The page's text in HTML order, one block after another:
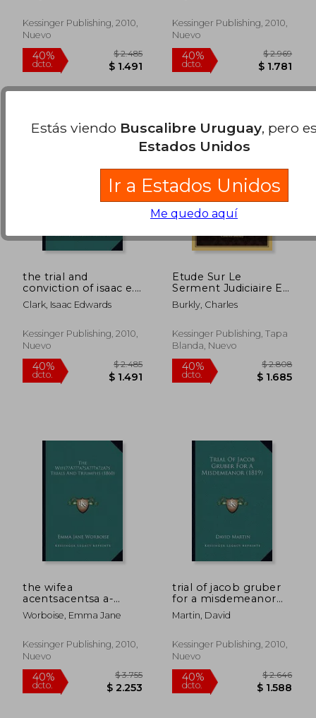
dcto. $ 1.926 dcto.
dcto. $ 2.700
40%
dcto. $
Kessinger Publishing, 2010,
Nuevo
40%
Kessinger Publishing, 2010,
Nuevo
40%
the trial and
conviction of isaac e.
clark (1859) the trial
and conviction of
(en Inglés)
Clark, Isaac Edwards
Kessinger Publishing, 2010,
Nuevo
Etude Sur Le
Serment Judiciaire Et
Extrajudiciaire (1882)
(en Francés)
Burkly, Charles
Kessinger Publishing, Tapa
Blanda, Nuevo
the wifea
acentsacentsa a-
acentsa acentss trials
and triumphs (1860)
Worboise, Emma Jane
Kessinger Publishing, 2010,
Nuevo
trial of jacob gruber
for a misdemeanor
(1819) (en Inglés)
Martin, David
Kessinger Publishing, 2010,
Nuevo
Estás viendo Buscalibre Uruguay, pero
Estados Unidos
Ir a Estados Unidos
Me quedo aquí